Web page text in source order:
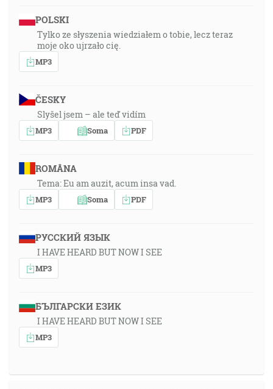
POLSKI
Tylko ze słyszenia wiedziałem o tobie, lecz teraz
moje oko ujrzało cię.
MP3
ČESKY
Slyšel jsem – ale teď vidím
MP3 Soma PDF
ROMÂNA
Tema: Eu am auzit, acum insa vad.
MP3 Soma PDF
РУССКИЙ ЯЗЫК
I HAVE HEARD BUT NOW I SEE
MP3
БЪЛГАРСКИ ЕЗИК
I HAVE HEARD BUT NOW I SEE
MP3